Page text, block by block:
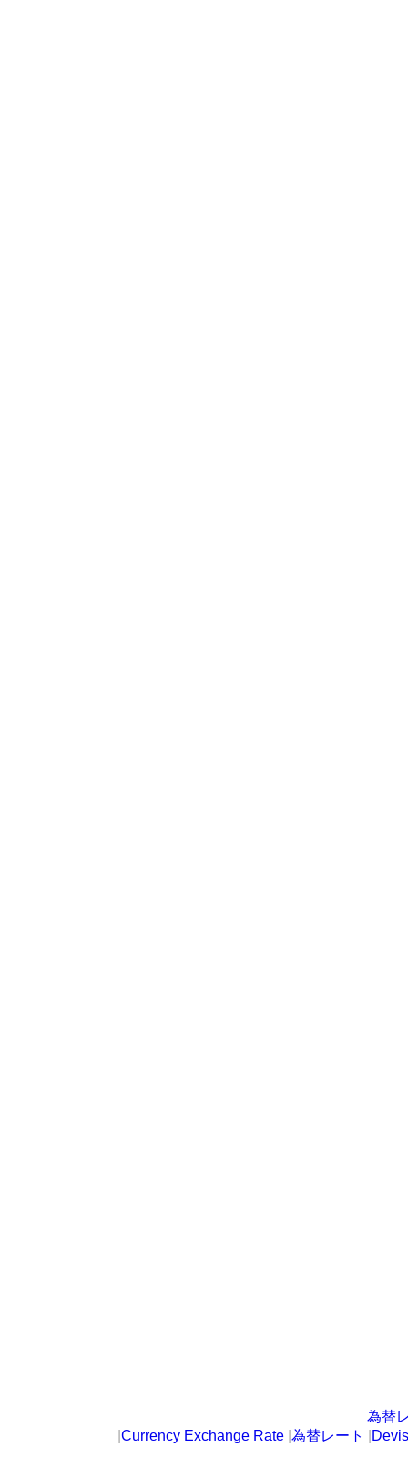
為替
Currency Exchange Rate 為替レート